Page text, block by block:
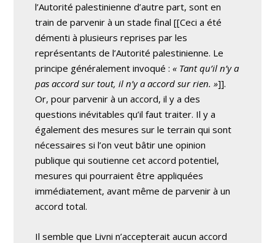
l’Autorité palestinienne d’autre part, sont en
train de parvenir à un stade final [[Ceci a été
démenti à plusieurs reprises par les
représentants de l’Autorité palestinienne. Le
principe généralement invoqué :« Tant qu’il n’y a
pas accord sur tout, il n’y a accord sur rien. »]].
Or, pour parvenir à un accord, il y a des
questions inévitables qu’il faut traiter. Il y a
également des mesures sur le terrain qui sont
nécessaires si l’on veut bâtir une opinion
publique qui soutienne cet accord potentiel,
mesures qui pourraient être appliquées
immédiatement, avant même de parvenir à un
accord total.
Il semble que Livni n’accepterait aucun accord